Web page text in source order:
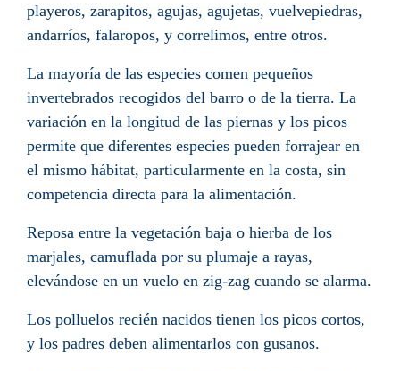
playeros, zarapitos, agujas, agujetas, vuelvepiedras,
andarríos, falaropos, y correlimos, entre otros.
La mayoría de las especies comen pequeños
invertebrados recogidos del barro o de la tierra. La
variación en la longitud de las piernas y los picos
permite que diferentes especies pueden forrajear en
el mismo hábitat, particularmente en la costa, sin
competencia directa para la alimentación.
Reposa entre la vegetación baja o hierba de los
marjales, camuflada por su plumaje a rayas,
elevándose en un vuelo en zig-zag cuando se alarma.
Los polluelos recién nacidos tienen los picos cortos,
y los padres deben alimentarlos con gusanos.